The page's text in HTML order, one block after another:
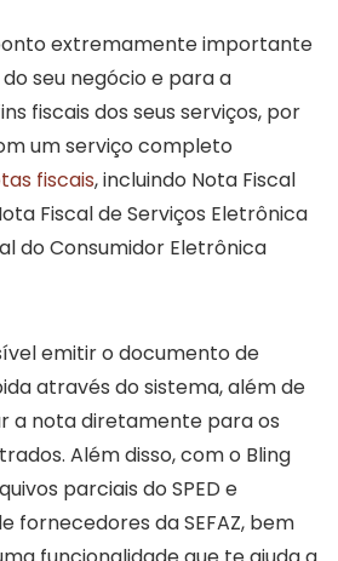
extremamente importante
seu negócio e para a
fiscais dos seus serviços, por
um serviço completo
fiscais, incluindo Nota Fiscal
Fiscal de Serviços Eletrônica
do Consumidor Eletrônica
emitir o documento de
através do sistema, além de
a nota diretamente para os
Além disso, com o Bling
parciais do SPED e
fornecedores da SEFAZ, bem